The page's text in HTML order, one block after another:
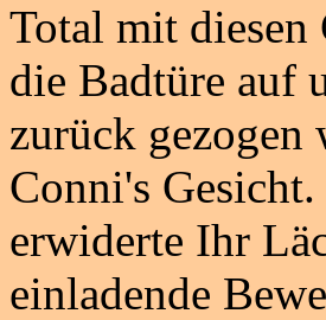
Total mit diesen
die Badtüre auf
zurück gezogen
Conni's
erwiderte Ihr
einladende